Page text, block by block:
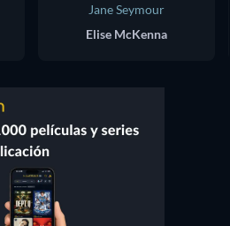
Jane Seymour
Elise McKenna